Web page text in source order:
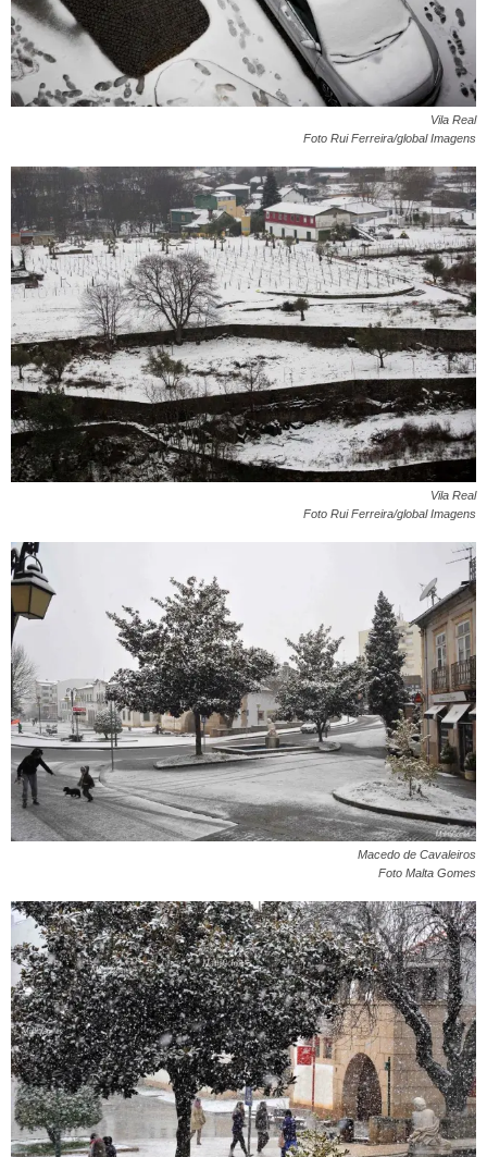
Vila Real
Foto Rui Ferreira/global Imagens
Vila Real
Foto Rui Ferreira/global Imagens
Macedo de Cavaleiros
Foto Malta Gomes